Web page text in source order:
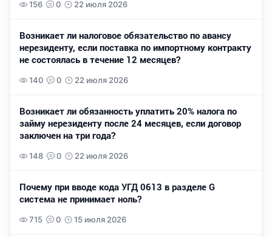
156 0 22 июля 2026
Возникает ли налоговое обязательство по авансу
нерезиденту, если поставка по импортному контракту
не состоялась в течение 12 месяцев?
140 0 22 июля 2026
Возникает ли обязанность уплатить 20% налога по
займу нерезиденту после 24 месяцев, если договор
заключен на три года?
148 0 22 июля 2026
Почему при вводе кода УГД 0613 в разделе G
система не принимает ноль?
715 0 15 июля 2026